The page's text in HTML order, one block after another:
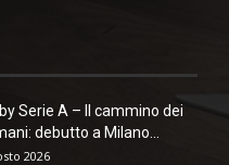
Serie A – Il cammino dei
debutto a Milano...
2026